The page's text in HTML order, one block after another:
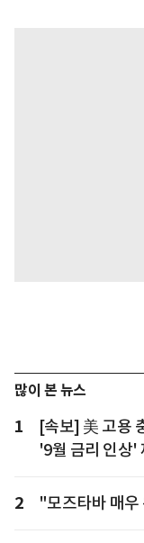
많이 본 뉴스
1
[속보] 美 고용
'9월 금리 인상'
2 "모즈타바 매우